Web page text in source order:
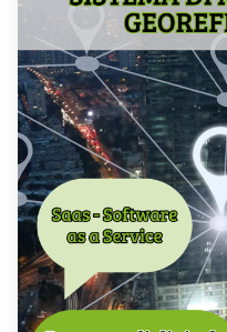
WhereApp – Pubblica
WhereApp – Comuni
WhereApp – Comuni
WhereApp –
WhereApp – Croce
Rassegna Stampa
Privacy Policy
Contatti
Recapiti